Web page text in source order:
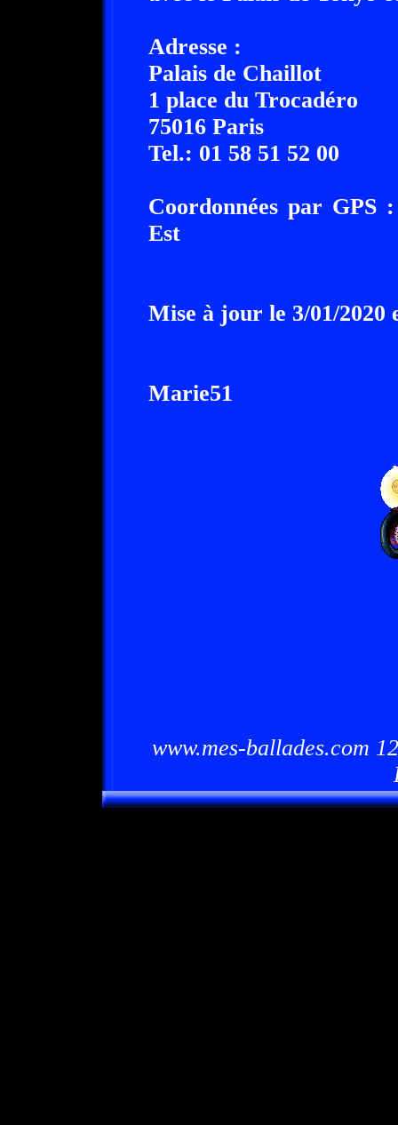
Adresse :
Palais de Chaillot
1 place du Trocadéro
75016 Paris
Tel.: 01 58 51 52 00
Coordonnées par
Est
Mise à jour le 3/01/2020
Marie51
www.mes-ballades.com